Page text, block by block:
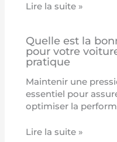
Lire la suite »
Quelle est la
pour votre
pratique
Maintenir une
essentiel pour
optimiser la
Lire la suite »